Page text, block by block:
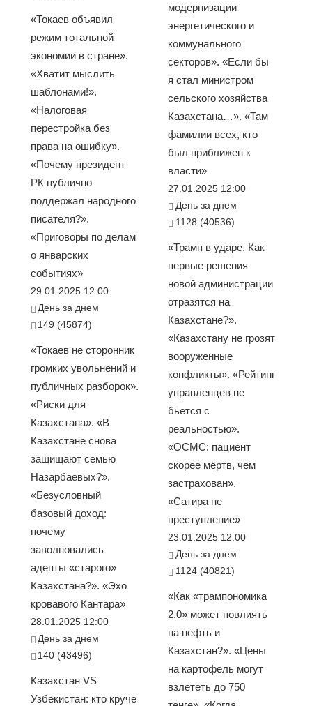
«Токаев объявил
режим тотальной
экономии в стране».
«Хватит мыслить
шаблонами!».
«Налоговая
перестройка без
права на ошибку».
«Почему президент
РК публично
поддержал народного
писателя?».
«Приговоры по делам
о январских
событиях»
29.01.2025 12:00
День за днем
149 (45874)
«Токаев не сторонник
громких увольнений и
публичных разборок».
«Риски для
Казахстана». «В
Казахстане снова
защищают семью
Назарбаевых?».
«Безусловный
базовый доход:
почему
заволновались
адепты «старого»
Казахстана?». «Эхо
кровавого Кантара»
28.01.2025 12:00
День за днем
140 (43496)
Казахстан VS
Узбекистан: кто круче
модернизации
энергетического и
коммунального
секторов». «Если бы
я стал министром
сельского хозяйства
Казахстана…». «Там
фамилии всех, кто
был приближен к
власти»
27.01.2025 12:00
День за днем
1128 (40536)
«Трамп в ударе. Как
первые решения
новой администрации
отразятся на
Казахстане?».
«Казахстану не грозят
вооруженные
конфликты». «Рейтинг
управленцев не
бьется с
реальностью».
«ОСМС: пациент
скорее мёртв, чем
застрахован».
«Сатира не
преступление»
23.01.2025 12:00
День за днем
1124 (40821)
«Как «трампономика
2.0» может повлиять
на нефть и
Казахстан?». «Цены
на картофель могут
взлететь до 750